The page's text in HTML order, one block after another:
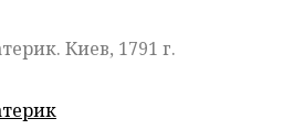
Киев, 1791 г.